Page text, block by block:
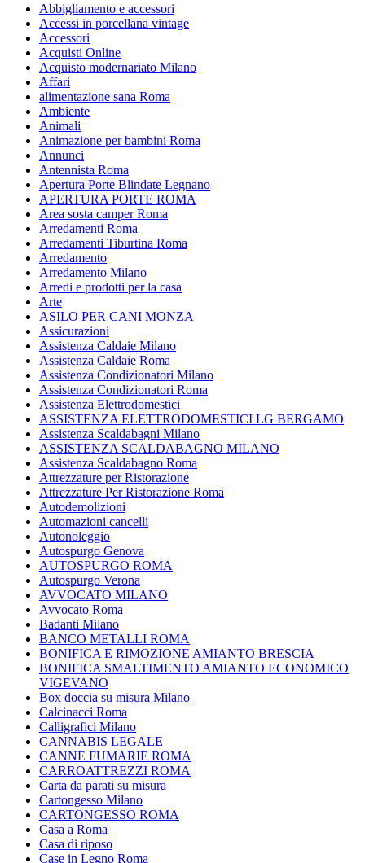
Abbigliamento e accessori
Accessi in porcellana vintage
Accessori
Acquisti Online
Acquisto modernariato Milano
Affari
alimentazione sana Roma
Ambiente
Animali
Animazione per bambini Roma
Annunci
Antennista Roma
Apertura Porte Blindate Legnano
APERTURA PORTE ROMA
Area sosta camper Roma
Arredamenti Roma
Arredamenti Tiburtina Roma
Arredamento
Arredamento Milano
Arredi e prodotti per la casa
Arte
ASILO PER CANI MONZA
Assicurazioni
Assistenza Caldaie Milano
Assistenza Caldaie Roma
Assistenza Condizionatori Milano
Assistenza Condizionatori Roma
Assistenza Elettrodomestici
ASSISTENZA ELETTRODOMESTICI LG BERGAMO
Assistenza Scaldabagni Milano
ASSISTENZA SCALDABAGNO MILANO
Assistenza Scaldabagno Roma
Attrezzature per Ristorazione
Attrezzature Per Ristorazione Roma
Autodemolizioni
Automazioni cancelli
Autonoleggio
Autospurgo Genova
AUTOSPURGO ROMA
Autospurgo Verona
AVVOCATO MILANO
Avvocato Roma
Badanti Milano
BANCO METALLI ROMA
BONIFICA E RIMOZIONE AMIANTO BRESCIA
BONIFICA SMALTIMENTO AMIANTO ECONOMICO
VIGEVANO
Box doccia su misura Milano
Calcinacci Roma
Calligrafici Milano
CANNABIS LEGALE
CANNE FUMARIE ROMA
CARROATTREZZI ROMA
Carta da parati su misura
Cartongesso Milano
CARTONGESSO ROMA
Casa a Roma
Casa di riposo
Case in Legno Roma